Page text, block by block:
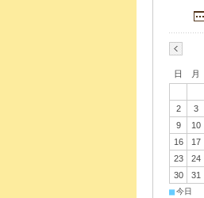
日 月
2
3
9
10
16
17
23
24
30
31
■今日